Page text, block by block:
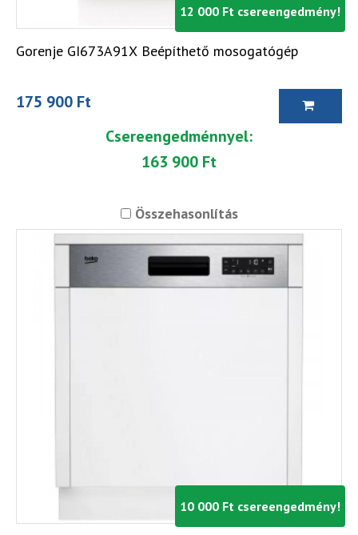
12 000 Ft csereengedmény!
Gorenje GI673A91X Beépíthető mosogatógép
175 900 Ft
Csereengedménnyel:
163 900 Ft
Összehasonlítás
10 000 Ft csereengedmény!